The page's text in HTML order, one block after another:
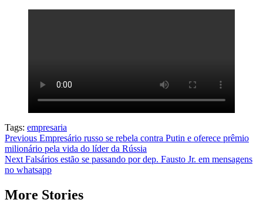
Tags: empresaria
Post
navigation
Previous Empresário russo se rebela contra Putin e oferece prêmio
milionário pela vida do líder da Rússia
Next Falsários estão se passando por dep. Fausto Jr. em mensagens
no whatsapp
More Stories